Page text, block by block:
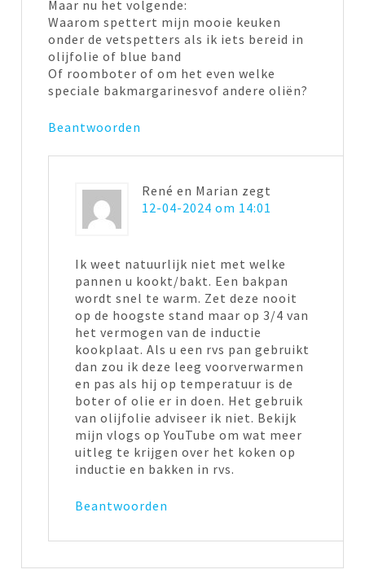
Maar nu het volgende:
Waarom spettert mijn mooie keuken
onder de vetspetters als ik iets bereid in
olijfolie of blue band
Of roomboter of om het even welke
speciale bakmargarinesvof andere oliën?
Beantwoorden
René en Marian zegt
12-04-2024 om 14:01
Ik weet natuurlijk niet met welke
pannen u kookt/bakt. Een bakpan
wordt snel te warm. Zet deze nooit
op de hoogste stand maar op 3/4 van
het vermogen van de inductie
kookplaat. Als u een rvs pan gebruikt
dan zou ik deze leeg voorverwarmen
en pas als hij op temperatuur is de
boter of olie er in doen. Het gebruik
van olijfolie adviseer ik niet. Bekijk
mijn vlogs op YouTube om wat meer
uitleg te krijgen over het koken op
inductie en bakken in rvs.
Beantwoorden